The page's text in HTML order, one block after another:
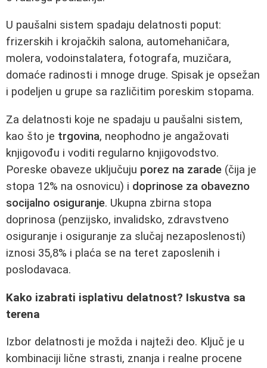
U paušalni sistem spadaju delatnosti poput:
frizerskih i krojačkih salona, automehaničara,
molera, vodoinstalatera, fotografa, muzičara,
domaće radinosti i mnoge druge. Spisak je opsežan
i podeljen u grupe sa različitim poreskim stopama.
Za delatnosti koje ne spadaju u paušalni sistem,
kao što je trgovina, neophodno je angažovati
knjigovođu i voditi regularno knjigovodstvo.
Poreske obaveze uključuju porez na zarade (čija je
stopa 12% na osnovicu) i doprinose za obavezno
socijalno osiguranje. Ukupna zbirna stopa
doprinosa (penzijsko, invalidsko, zdravstveno
osiguranje i osiguranje za slučaj nezaposlenosti)
iznosi 35,8% i plaća se na teret zaposlenih i
poslodavaca.
Kako izabrati isplativu delatnost? Iskustva sa
terena
Izbor delatnosti je možda i najteži deo. Ključ je u
kombinaciji lične strasti, znanja i realne procene